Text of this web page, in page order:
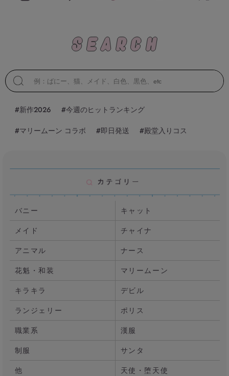
#新作2026 #今週のヒットランキング
#マリームーン コラボ #即日発送 #殿堂入りコス
バニー
キャット
メイド
チャイナ
アニマル
ナース
花魁・和装
マリームーン
キラキラ
デビル
ランジェリー
ポリス
職業系
漢服
制服
サンタ
他
天使・堕天使